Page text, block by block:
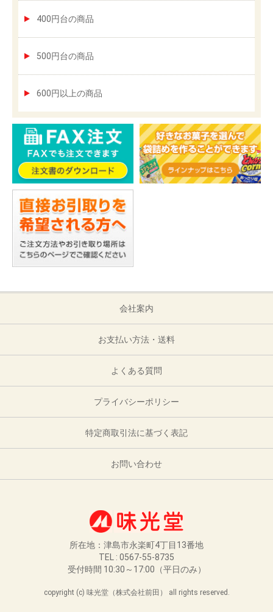
400円台の商品
500円台の商品
600円以上の商品
会社案内
お支払い方法・送料
よくある質問
プライバシーポリシー
特定商取引法に基づく表記
お問い合わせ
所在地：津島市永楽町4丁目13番地
TEL : 0567-55-8735
受付時間 10:30～17:00（平日のみ）
copyright (c) 味光堂（株式会社前田） all rights reserved.